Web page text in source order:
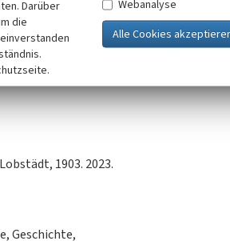
1903. 2023.
Geschichte,
Darüber
die
Webanalyse